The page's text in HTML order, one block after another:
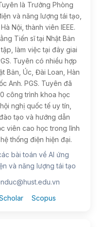
là Trưởng Phòng
và năng lượng tái tạo,
Nội, thành viên IEEE.
Tiến sĩ tại Nhật Bản
làm việc tại đây giai
Tuyên có nhiều hợp
Bản, Úc, Đài Loan, Hàn
Anh. PGS. Tuyên đã
công trình khoa học
nghị quốc tế uy tín,
tạo và hướng dẫn
viên cao học trong lĩnh
thống điện hiện đại.
bài toán về AI ứng
và năng lượng tái tạo
Scopus